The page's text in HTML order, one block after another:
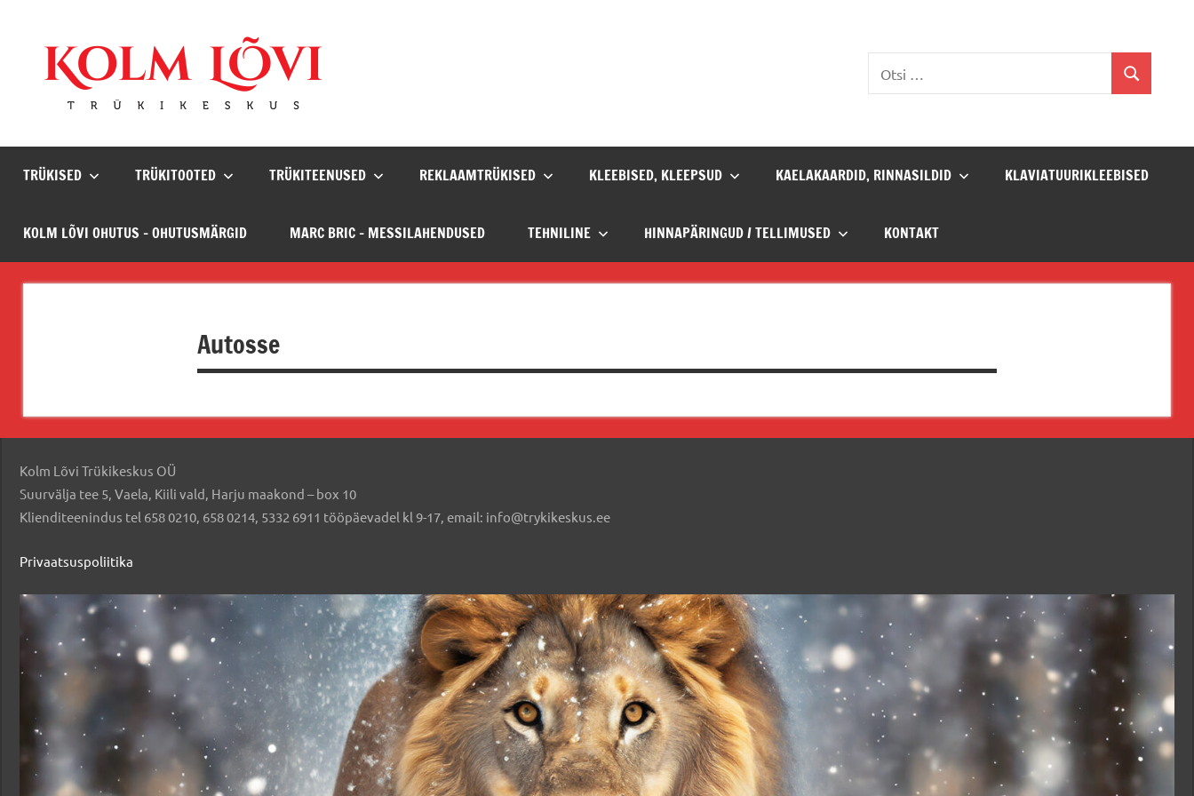
Lõvi
Trükikeskus
Otsi
TRÜKISED TRÜKITOOTED TRÜKITEENUSED REKLAAMTRÜKISED KLEEBISED, KLEEPSUD KAELAKAARDID, RINNASILDID KLAVIATUURIKLEEBISED
KOLM LÕVI OHUTUS – OHUTUSMÄRGID MARC BRIC – MESSILAHENDUSED TEHNILINE HINNAPÄRINGUD / TELLIMUSED KONTAKT
Autosse
Kolm Lõvi Trükikeskus OÜ
Suurvälja tee 5, Vaela, Kiili vald, Harju maakond – box 10
Klienditeenindus tel 658 0210, 658 0214, 5332 6911 tööpäevadel kl 9-17, email: info@trykikeskus.ee
Privaatsuspoliitika